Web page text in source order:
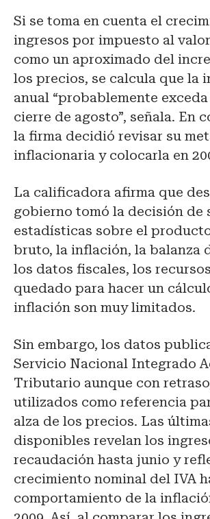
Si se toma en cuenta el
ingresos por impuesto al
como un aproximado del
los precios, se calcula que la
anual “probablemente exceda
cierre de agosto”, señala. En
la firma decidió revisar su
inflacionaria y colocarla en
La calificadora afirma que
gobierno tomó la decisión de
estadísticas sobre el
bruto, la inflación, la balanza
los datos fiscales, los
quedado para hacer un
inflación son muy limitados.
Sin embargo, los datos
Servicio Nacional Integrado
Tributario aunque con
utilizados como referencia
alza de los precios. Las
disponibles revelan los
recaudación hasta junio y
crecimiento nominal del IVA
comportamiento de la